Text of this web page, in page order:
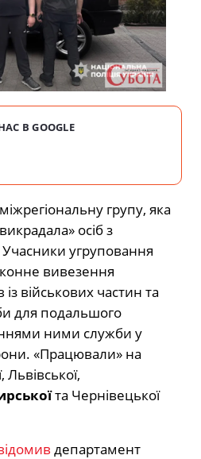
В GOOGLE
групу, яка
осіб з
Учасники угруповання
вивезення
військових частин та
для подальшого
ними служби у
«Працювали» на
Львівської,
та Чернівецької
департамент